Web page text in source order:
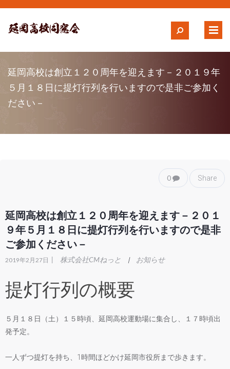
延岡高校は創立１２０周年を迎えます－２０１９年
５月１８日に提灯行列を行いますので是非ご参加く
ださい－
0 Share
延岡高校は創立１２０周年を迎えます－２０１
９年５月１８日に提灯行列を行いますので是非
ご参加ください－
2019年2月27日 | 株式会社CMねっと | お知らせ
提灯行列の概要
５月１８日（土）１５時頃、延岡高校運動場に集合し、１７時頃出
発予定。
一人ずつ提灯を持ち、1時間ほどかけ延岡市役所まで歩きます。